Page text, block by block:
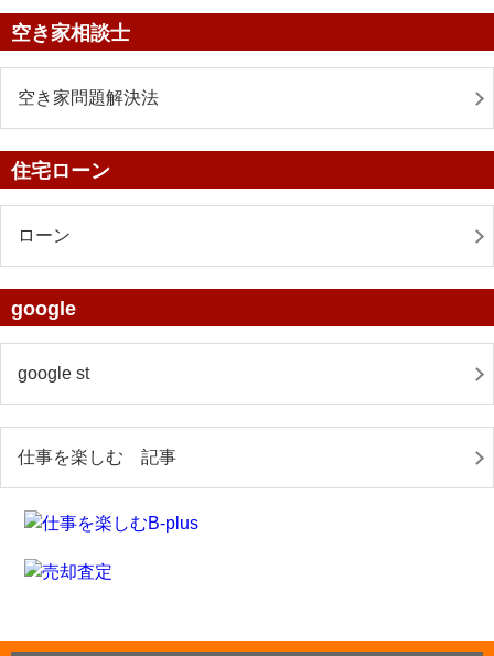
空き家相談士
空き家問題解決法
住宅ローン
ローン
google
google st
仕事を楽しむ 記事